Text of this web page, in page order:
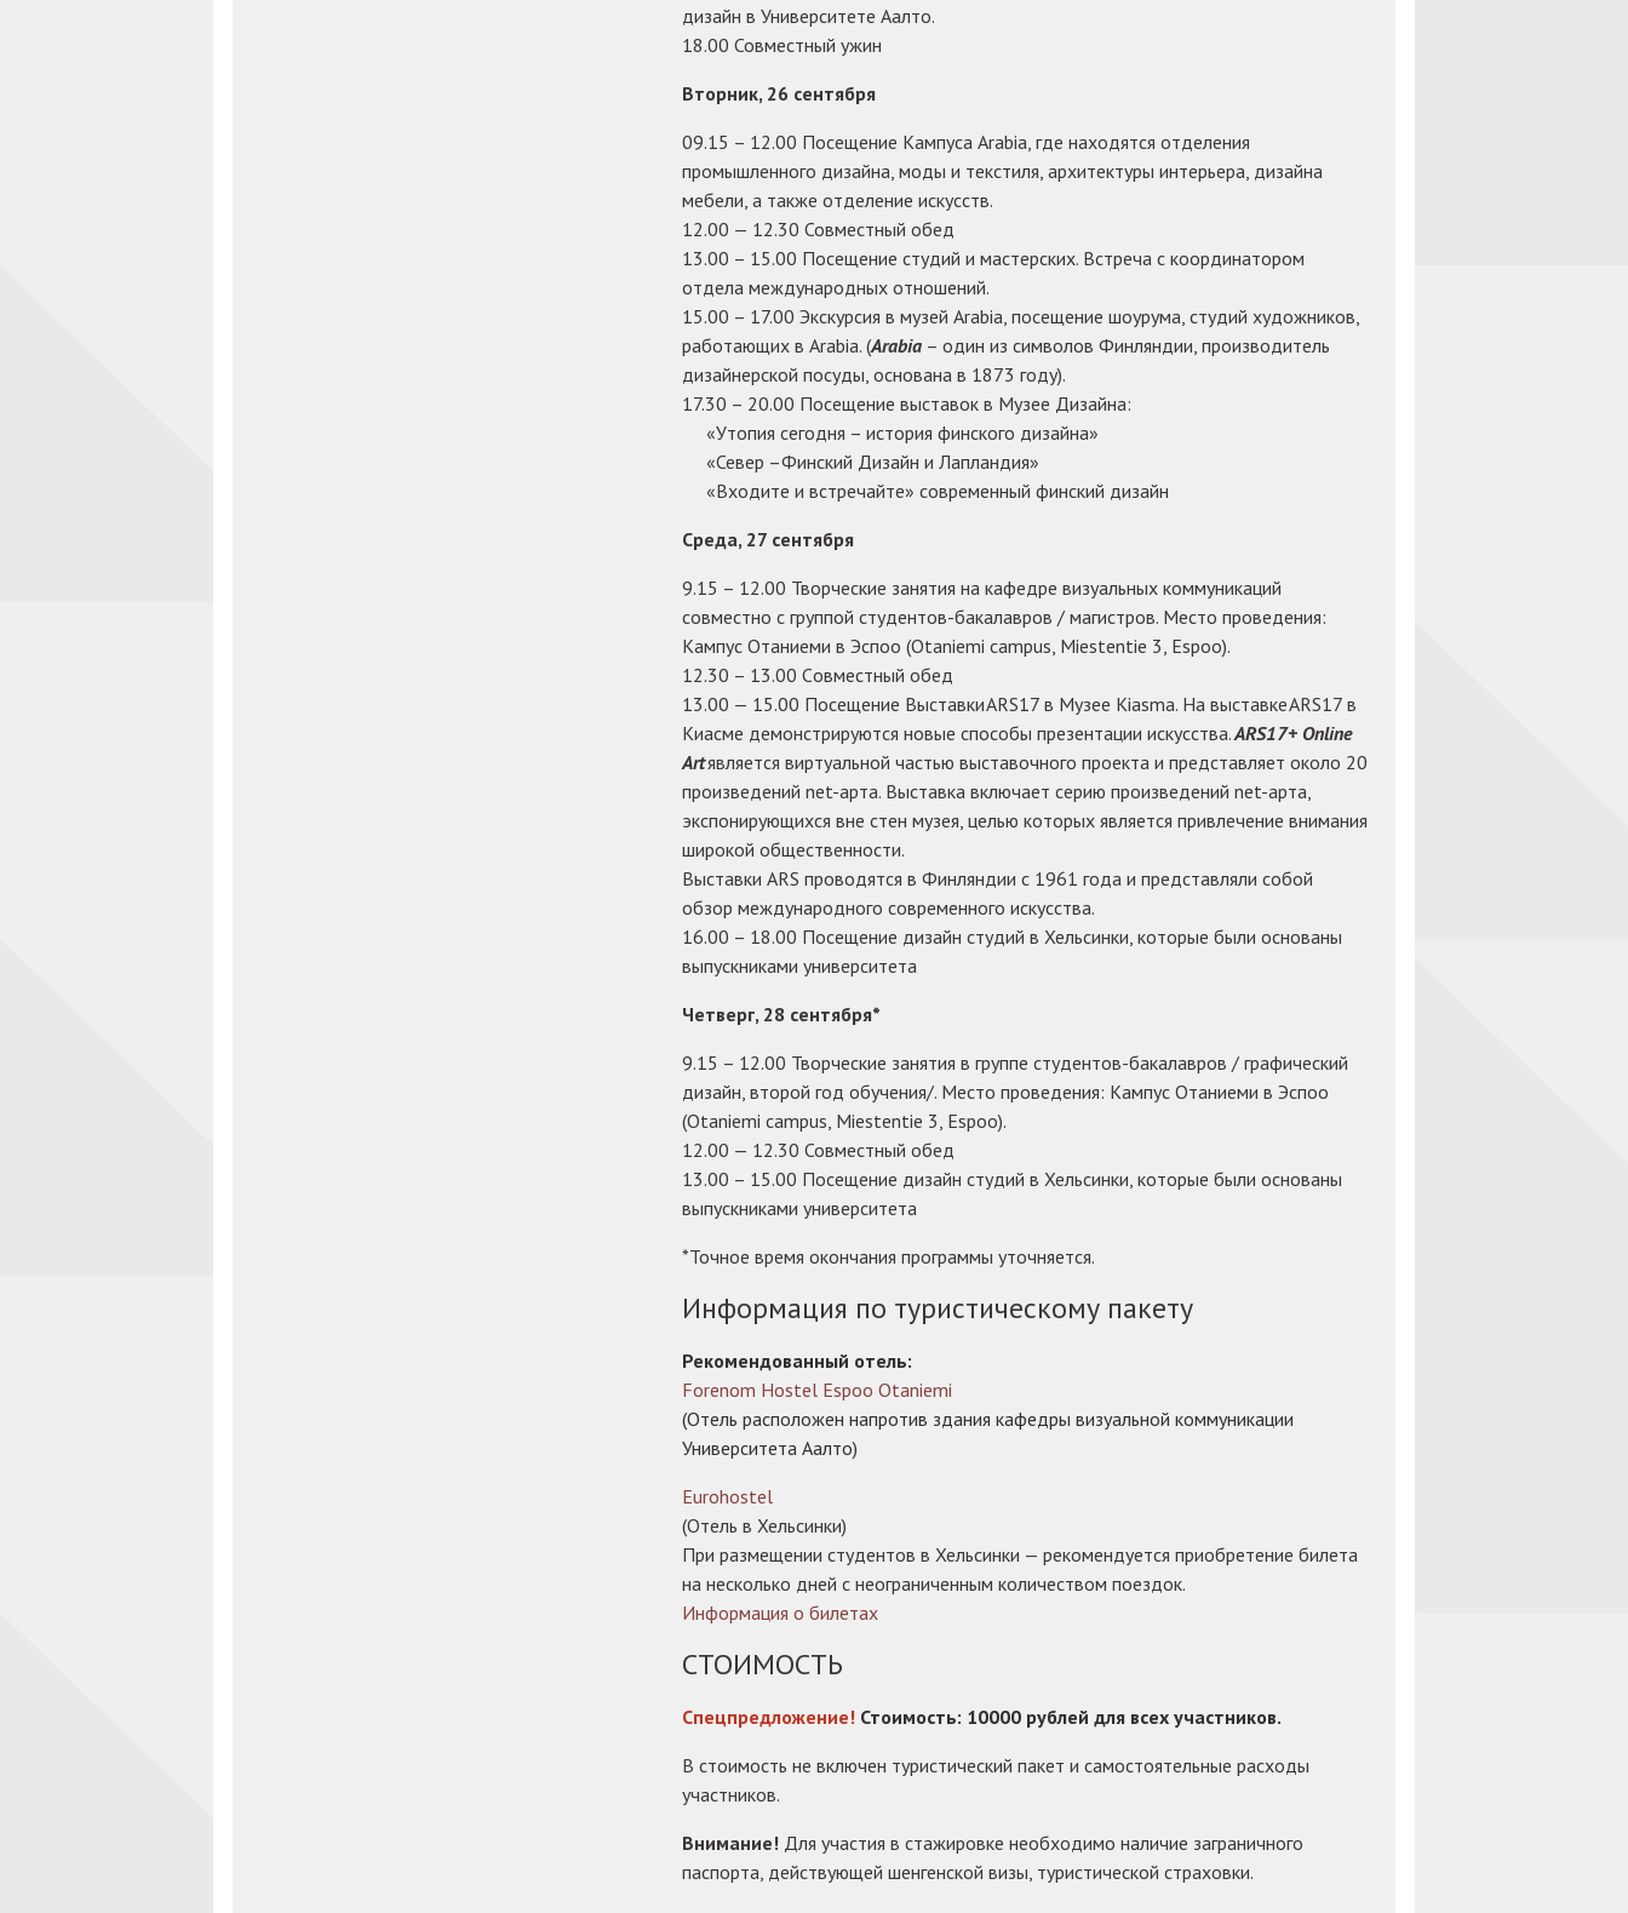
дизайн в Университете Аалто.
18.00 Совместный ужин
Вторник, 26 сентября
09.15 – 12.00 Посещение Кампуса Arabia, где находятся отделения
промышленного дизайна, моды и текстиля, архитектуры интерьера, дизайна
мебели, а также отделение искусств.
12.00 — 12.30 Совместный обед
13.00 – 15.00 Посещение студий и мастерских. Встреча с координатором
отдела международных отношений.
15.00 – 17.00 Экскурсия в музей Arabia, посещение шоурума, студий художников,
работающих в Arabia. (Arabia– один из символов Финляндии, производитель
дизайнерской посуды, основана в 1873 году).
17.30 – 20.00 Посещение выставок в Музее Дизайна:
«Утопия сегодня – история финского дизайна»
«Север –Финский Дизайн и Лапландия»
«Входите и встречайте» современный финский дизайн
Среда, 27 сентября
9.15 – 12.00 Творческие занятия на кафедре визуальных коммуникаций
совместно с группой студентов-бакалавров / магистров. Место проведения:
Кампус Отаниеми в Эспоо (Otaniemi campus, Miestentie 3, Espoo).
12.30 – 13.00 Cовместный обед
13.00 — 15.00 Посещение Выставки ARS17 в Музее Kiasma. На выставке ARS17 в
Киасме демонстрируются новые способы презентации искусства.ARS17+ Online
Artявляется виртуальной частью выставочного проекта и представляет около 20
произведений net-арта. Выставка включает серию произведений net-арта,
экспонирующихся вне стен музея, целью которых является привлечение внимания
широкой общественности.
Выставки ARS проводятся в Финляндии с 1961 года и представляли собой
обзор международного современного искусства.
16.00 – 18.00 Посещение дизайн студий в Хельсинки, которые были основаны
выпускниками университета
Четверг, 28 сентября*
9.15 – 12.00 Творческие занятия в группе студентов-бакалавров / графический
дизайн, второй год обучения/. Место проведения: Кампус Отаниеми в Эспоо
(Otaniemi campus, Miestentie 3, Espoo).
12.00 — 12.30 Совместный обед
13.00 – 15.00 Посещение дизайн студий в Хельсинки, которые были основаны
выпускниками университета
*Точное время окончания программы уточняется.
Информация по туристическому пакету
Рекомендованный отель:
Forenom Hostel Espoo Otaniemi
(Отель расположен напротив здания кафедры визуальной коммуникации
Университета Аалто)
Eurohostel
(Отель в Хельсинки)
При размещении студентов в Хельсинки — рекомендуется приобретение билета
на несколько дней с неограниченным количеством поездок.
Информация о билетах
СТОИМОСТЬ
Спецпредложение!Стоимость: 10000 рублей для всех участников.
В стоимость не включен туристический пакет и самостоятельные расходы
участников.
Внимание!Для участия в стажировке необходимо наличие заграничного
паспорта, действующей шенгенской визы, туристической страховки.